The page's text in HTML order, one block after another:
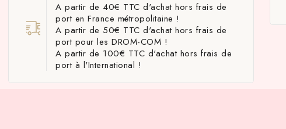
A partir de 40€ TTC d'achat hors frais de
port en France métropolitaine !
A partir de 50€ TTC d'achat hors frais de
port pour les DROM-COM !
A partir de 100€ TTC d'achat hors frais de
port à l'International !